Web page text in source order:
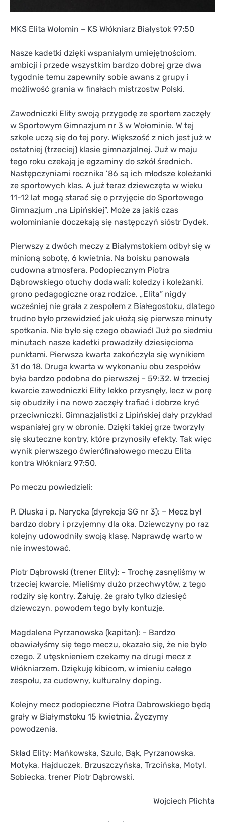
MKS Elita Wołomin – KS Włókniarz Białystok 97:50
Nasze kadetki dzięki wspaniałym umiejętnościom,
ambicji i przede wszystkim bardzo dobrej grze dwa
tygodnie temu zapewniły sobie awans z grupy i
możliwość grania w finałach mistrzostw Polski.
Zawodniczki Elity swoją przygodę ze sportem zaczęły
w Sportowym Gimnazjum nr 3 w Wołominie. W tej
szkole uczą się do tej pory. Większość z nich jest już w
ostatniej (trzeciej) klasie gimnazjalnej. Już w maju
tego roku czekają je egzaminy do szkół średnich.
Następczyniami rocznika ’86 są ich młodsze koleżanki
ze sportowych klas. A już teraz dziewczęta w wieku
11-12 lat mogą starać się o przyjęcie do Sportowego
Gimnazjum „na Lipińskiej”. Może za jakiś czas
wołominianie doczekają się następczyń sióstr Dydek.
Pierwszy z dwóch meczy z Białymstokiem odbył się w
minioną sobotę, 6 kwietnia. Na boisku panowała
cudowna atmosfera. Podopiecznym Piotra
Dąbrowskiego otuchy dodawali: koledzy i koleżanki,
grono pedagogiczne oraz rodzice. „Elita” nigdy
wcześniej nie grała z zespołem z Białegostoku, dlatego
trudno było przewidzieć jak ułożą się pierwsze minuty
spotkania. Nie było się czego obawiać! Już po siedmiu
minutach nasze kadetki prowadziły dziesięcioma
punktami. Pierwsza kwarta zakończyła się wynikiem
31 do 18. Druga kwarta w wykonaniu obu zespołów
była bardzo podobna do pierwszej – 59:32. W trzeciej
kwarcie zawodniczki Elity lekko przysnęły, lecz w porę
się obudziły i na nowo zaczęły trafiać i dobrze kryć
przeciwniczki. Gimnazjalistki z Lipińskiej dały przykład
wspaniałej gry w obronie. Dzięki takiej grze tworzyły
się skuteczne kontry, które przynosiły efekty. Tak więc
wynik pierwszego ćwierćfinałowego meczu Elita
kontra Włókniarz 97:50.
Po meczu powiedzieli:
P. Dłuska i p. Narycka (dyrekcja SG nr 3): – Mecz był
bardzo dobry i przyjemny dla oka. Dziewczyny po raz
kolejny udowodniły swoją klasę. Naprawdę warto w
nie inwestować.
Piotr Dąbrowski (trener Elity): – Trochę zasnęliśmy w
trzeciej kwarcie. Mieliśmy dużo przechwytów, z tego
rodziły się kontry. Żałuję, że grało tylko dziesięć
dziewczyn, powodem tego były kontuzje.
Magdalena Pyrzanowska (kapitan): – Bardzo
obawiałyśmy się tego meczu, okazało się, że nie było
czego. Z utęsknieniem czekamy na drugi mecz z
Włókniarzem. Dziękuję kibicom, w imieniu całego
zespołu, za cudowny, kulturalny doping.
Kolejny mecz podopieczne Piotra Dabrowskiego będą
grały w Białymstoku 15 kwietnia. Życzymy
powodzenia.
Skład Elity: Mańkowska, Szulc, Bąk, Pyrzanowska,
Motyka, Hajduczek, Brzuszczyńska, Trzcińska, Motyl,
Sobiecka, trener Piotr Dąbrowski.
Wojciech Plichta